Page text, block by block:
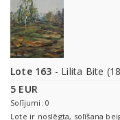
Lote 163 - Lilita Bite
5 EUR
Solījumi: 0
Lote ir noslēgta, solīšana